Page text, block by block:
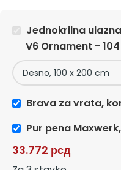
Jednokrilna
V6 Ornament - 104
Brava za vrata,
Pur pena
33.772 рсд